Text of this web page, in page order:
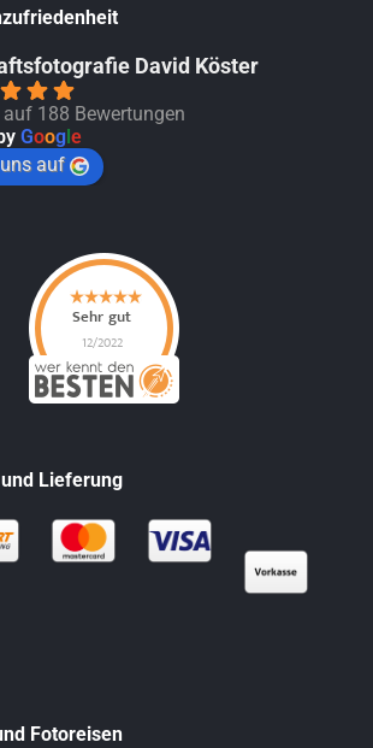
David Köster
188 Bewertungen
Google
auf
Lieferung
Fotoreisen